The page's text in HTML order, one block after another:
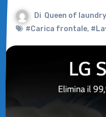
Di Queen of laundry
#Carica frontale,